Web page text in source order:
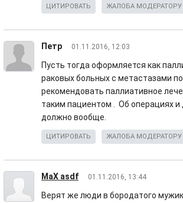
ЦИТИРОВАТЬ ЖАЛОБА МОДЕРАТОРУ
Петр 01.11.2016, 12:03
Пусть тогда оформляется как
раковых больных с метастазами
рекомендовать паллиативное
таким пациентом . Об операциях и
должно вообще.
ЦИТИРОВАТЬ ЖАЛОБА МОДЕРАТОРУ
MaX asdf 01.11.2016, 13:44
Верят же люди в бородатого